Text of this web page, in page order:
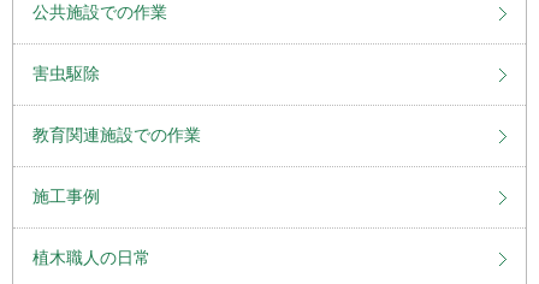
公共施設での作業
害虫駆除
教育関連施設での作業
施工事例
植木職人の日常